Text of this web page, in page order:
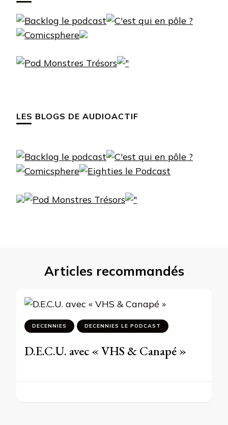
LES BLOGS DE AUDIOACTIF
Articles recommandés
DECENNIES DECENNIES LE PODCAST
D.E.C.U. avec « VHS & Canapé »